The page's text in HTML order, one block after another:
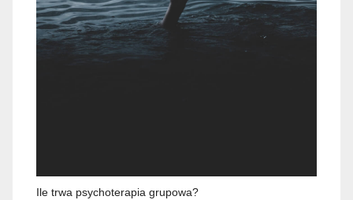
Ile trwa psychoterapia grupowa?